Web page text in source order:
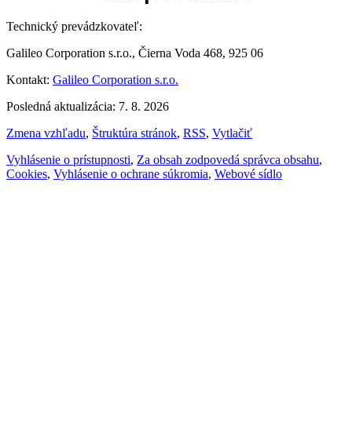
Technický prevádzkovateľ:
Galileo Corporation s.r.o., Čierna Voda 468, 925 06
Kontakt: Galileo Corporation s.r.o.
Posledná aktualizácia: 7. 8. 2026
Zmena vzhľadu, Štruktúra stránok, RSS, Vytlačiť
Vyhlásenie o prístupnosti, Za obsah zodpovedá správca obsahu,
Cookies, Vyhlásenie o ochrane súkromia, Webové sídlo